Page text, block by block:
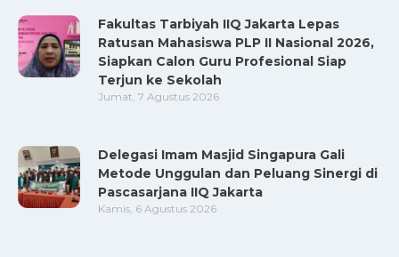
Fakultas Tarbiyah IIQ Jakarta Lepas
Ratusan Mahasiswa PLP II Nasional 2026,
Siapkan Calon Guru Profesional Siap
Terjun ke Sekolah
Jumat, 7 Agustus 2026
Delegasi Imam Masjid Singapura Gali
Metode Unggulan dan Peluang Sinergi di
Pascasarjana IIQ Jakarta
Kamis, 6 Agustus 2026